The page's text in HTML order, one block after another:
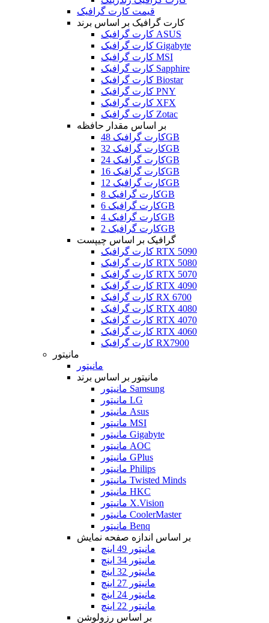
قیمت کارت گرافیک
کارت گرافیک بر اساس برند
کارت گرافیک ASUS
کارت گرافیک Gigabyte
کارت گرافیک MSI
کارت گرافیک Sapphire
کارت گرافیک Biostar
کارت گرافیک PNY
کارت گرافیک XFX
کارت گرافیک Zotac
بر اساس مقدار حافظه
کارت گرافیک 48GB
کارت گرافیک 32GB
کارت گرافیک 24GB
کارت گرافیک 16GB
کارت گرافیک 12GB
کارت گرافیک 8GB
کارت گرافیک 6GB
کارت گرافیک 4GB
کارت گرافیک 2GB
گرافیک بر اساس چیپست
کارت گرافیک RTX 5090
کارت گرافیک RTX 5080
کارت گرافیک RTX 5070
کارت گرافیک RTX 4090
کارت گرافیک RX 6700
کارت گرافیک RTX 4080
کارت گرافیک RTX 4070
کارت گرافیک RTX 4060
کارت گرافیک RX7900
مانیتور
مانیتور
مانیتور بر اساس برند
مانیتور Samsung
مانیتور LG
مانیتور Asus
مانیتور MSI
مانیتور Gigabyte
مانیتور AOC
مانیتور GPlus
مانیتور Philips
مانیتور Twisted Minds
مانیتور HKC
مانیتور X.Vision
مانیتور CoolerMaster
مانیتور Benq
بر اساس اندازه صفحه نمایش
مانیتور 49 اینچ
مانیتور 34 اینچ
مانیتور 32 اینچ
مانیتور 27 اینچ
مانیتور 24 اینچ
مانیتور 22 اینچ
بر اساس رزولوشن